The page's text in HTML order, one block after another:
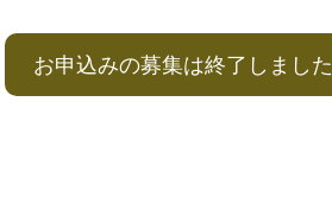
お申込みの募集は終了しました